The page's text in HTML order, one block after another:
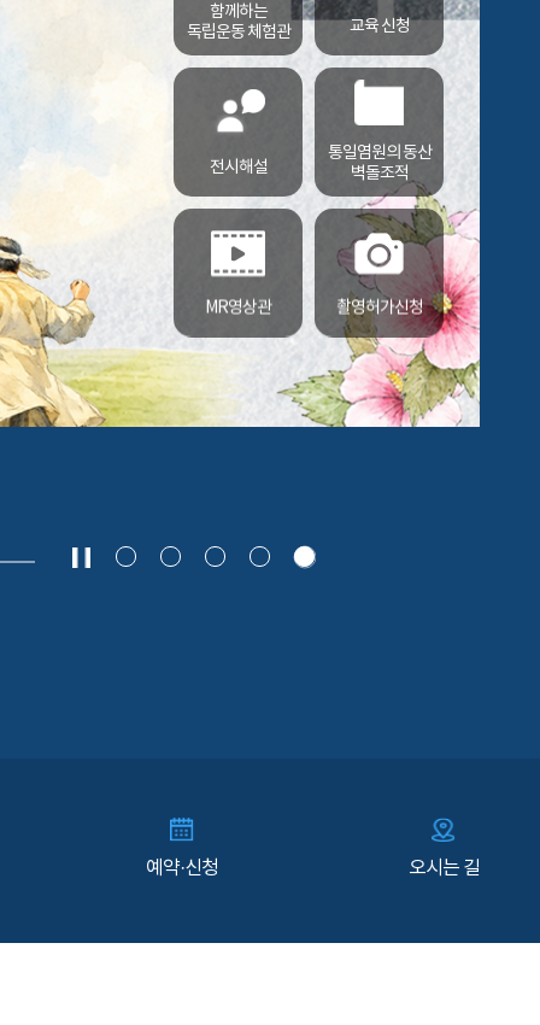
함께하는
독립운동 체험관
교육 신청
전시해설
통일염원의 동산
벽돌조적
MR영상관 촬영허가신청
예약·신청 오시는 길